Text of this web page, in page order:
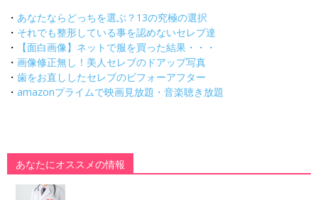
・ あなたならどっちを選ぶ？13の究極の選択
・ それでも整形している事を認めないセレブ達
・
【面白画像】ネットで服を買った結果・・・
・ 画像修正無し！美人セレブのドアップ写真
・ 歯をお直ししたセレブのビフォーアフター
・ amazonプライムで映画見放題・音楽聴き放題
あなたにオススメの情報